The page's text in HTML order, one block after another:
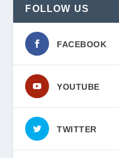
FOLLOW US
FACEBOOK
YOUTUBE
TWITTER